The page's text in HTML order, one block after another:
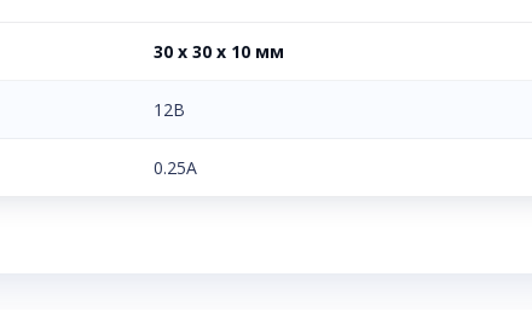
30 x 30 x 10 мм
12В
0.25A